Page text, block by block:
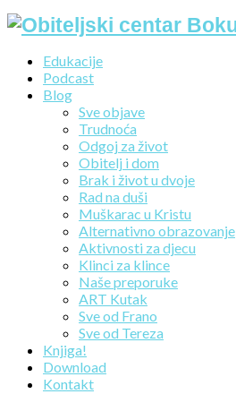
Edukacije
Podcast
Blog
Sve objave
Trudnoća
Odgoj za život
Obitelj i dom
Brak i život u dvoje
Rad na duši
Muškarac u Kristu
Alternativno obrazovanje
Aktivnosti za djecu
Klinci za klince
Naše preporuke
ART Kutak
Sve od Frano
Sve od Tereza
Knjiga!
Download
Kontakt